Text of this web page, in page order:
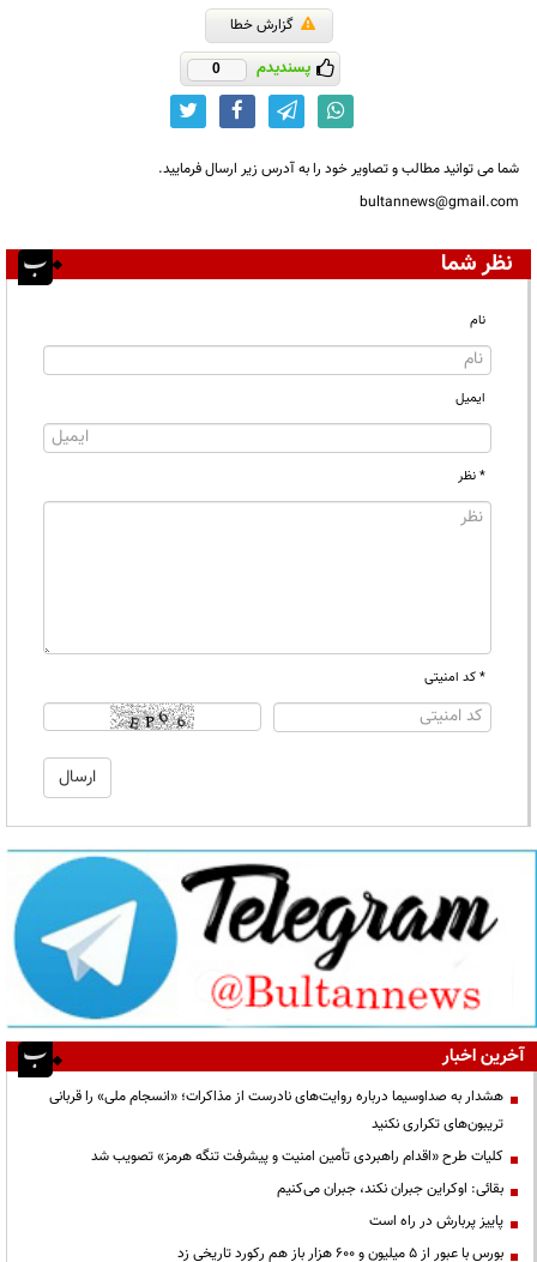
گزارش خطا
پسندیدم 0
شما می توانید مطالب و تصاویر خود را به آدرس زیر ارسال فرمایید.
bultannews@gmail.com
نظر شما
نام
ایمیل
* نظر
* کد امنیتی
آخرین اخبار
هشدار به صداوسیما درباره روایت‌های نادرست از مذاکرات؛ «انسجام ملی» را قربانی
تریبون‌های تکراری نکنید
کلیات طرح «اقدام راهبردی تأمین امنیت و پیشرفت تنگه هرمز» تصویب شد
بقائی: اوکراین جبران نکند، جبران می‌کنیم
پاییز پربارش در راه است
بورس با عبور از ۵ میلیون و ۶۰۰ هزار باز هم رکورد تاریخی زد